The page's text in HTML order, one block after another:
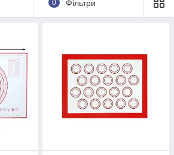
передачу товару транспортним
дошку для розкочування тіста
0 Фільтри